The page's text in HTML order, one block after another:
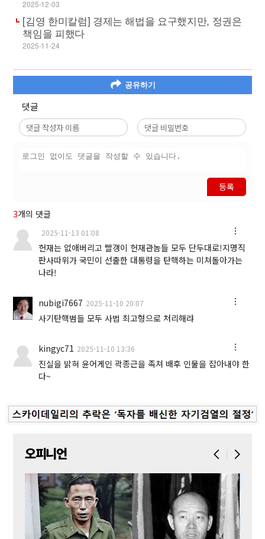
2025-12-03
[김영 한미칼럼] 경제는 해법을 요구했지만, 정권은
책임을 피했다
2025-11-24
공유하기
댓글
등록
3개의 댓글
2025-11-13 01:08
헌재는 없애버리고 빨갱이 헌재관놈들 모두 단두대로!지명직
판사따위가 국민이 선출한 대통령을 탄핵하는 미쳐돌아가는
나라!
nubigi7667 2025-11-10 20:07
사기탄핵범들 모두 사법 최고형으로 처리해랴
kingyc71 2025-11-10 13:36
진실을 밝혀 윤어게인 곽종근을 족쳐 배후 인물을 잡아내야 한
다~
오피니언